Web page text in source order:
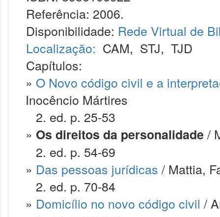
Referência: 2006.
Disponibilidade: Rede Virtual de
Localização: CAM, STJ, TJD
Capítulos:
» O Novo código civil e a
Inocêncio Mártires
2. ed. p. 25-53
» Os direitos da personalidade /
2. ed. p. 54-69
» Das pessoas jurídicas / Mattia,
2. ed. p. 70-84
» Domicílio no novo código civil /